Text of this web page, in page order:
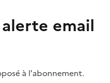
email
à l'abonnement.